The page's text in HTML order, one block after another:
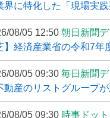
界に特化した「現場実
08/05 12:50 朝日新聞
】経済産業省の令和7
08/05 09:30 毎日新聞
動産のリストグループ
08/05 09:30 時事ドッ